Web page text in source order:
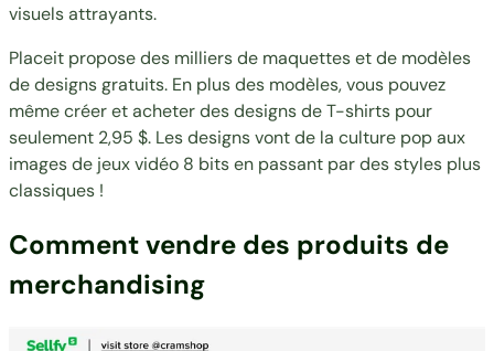
visuels attrayants.
Placeit propose des milliers de maquettes et de modèles
de designs gratuits. En plus des modèles, vous pouvez
même créer et acheter des designs de T-shirts pour
seulement 2,95 $. Les designs vont de la culture pop aux
images de jeux vidéo 8 bits en passant par des styles plus
classiques !
Comment vendre des produits de
merchandising